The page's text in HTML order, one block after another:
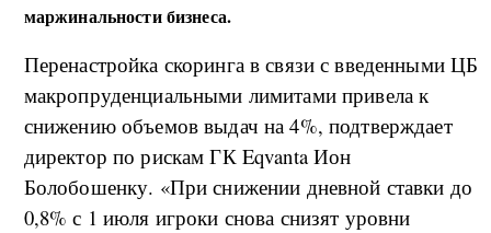
маржинальности бизнеса.
Перенастройка скоринга в связи с введенными ЦБ
макропруденциальными лимитами привела к
снижению объемов выдач на 4%, подтверждает
директор по рискам ГК Eqvanta Ион
Болобошенку. «При снижении дневной ставки до
0,8% с 1 июля игроки снова снизят уровни